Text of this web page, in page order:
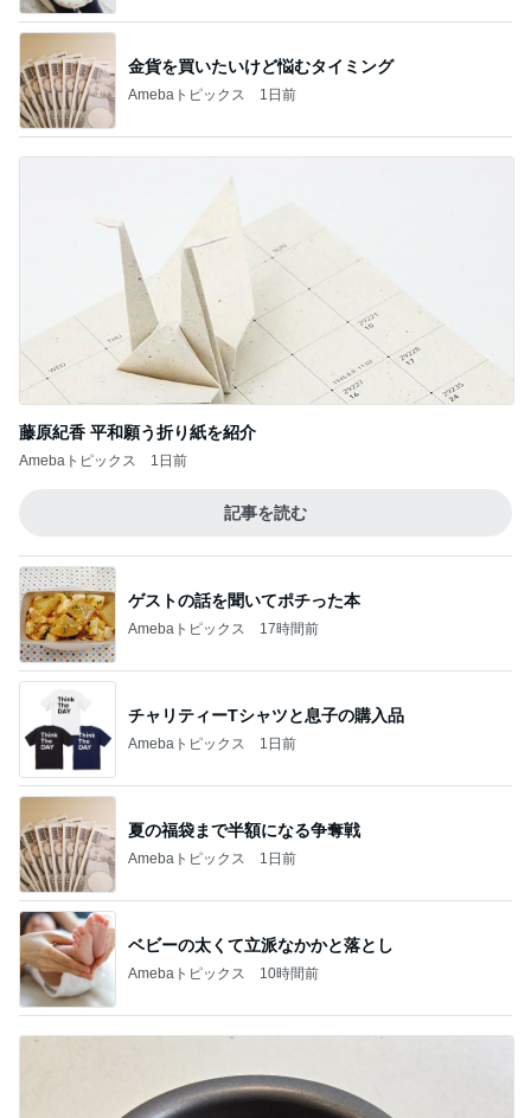
金貨を買いたいけど悩むタイミング
Amebaトピックス 1日前
藤原紀香 平和願う折り紙を紹介
Amebaトピックス 1日前
記事を読む
ゲストの話を聞いてポチった本
Amebaトピックス 17時間前
チャリティーTシャツと息子の購入品
Amebaトピックス 1日前
夏の福袋まで半額になる争奪戦
Amebaトピックス 1日前
ベビーの太くて立派なかかと落とし
Amebaトピックス 10時間前